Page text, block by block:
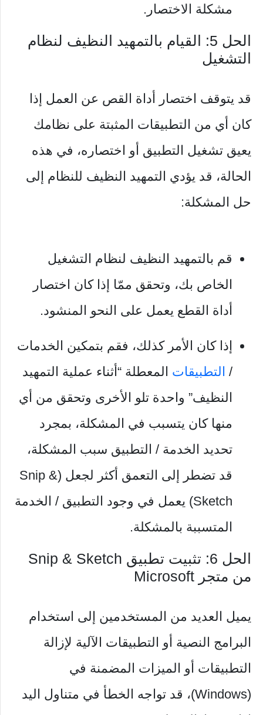
مشكلة الاختصار.
الحل 5: القيام بالتمهيد النظيف لنظام
التشغيل
قد يتوقف اختصار أداة القص عن العمل إذا
كان أي من التطبيقات المثبتة على نظامك
يعيق تشغيل التطبيق أو اختصاره، في هذه
الحالة، قد يؤدي التمهيد النظيف للنظام إلى
حل المشكلة:
قم بالتمهيد النظيف لنظام التشغيل
الخاص بك، وتحقق ممّا إذا كان اختصار
أداة القطع يعمل على النحو المنشود.
إذا كان الأمر كذلك، فقم بتمكين الخدمات
/ التطبيقات المعطلة “أثناء عملية التمهيد
النظيف” واحدة تلو الأخرى وتحقق من أي
منها كان يتسبب في المشكلة، بمجرد
تحديد الخدمة / التطبيق سبب المشكلة،
قد تضطر إلى التعمق أكثر لجعل (Snip &
Sketch) يعمل في وجود التطبيق / الخدمة
المتسببة بالمشكلة.
الحل 6: تثبيت تطبيق Snip & Sketch
من متجر Microsoft
يميل العديد من المستخدمين إلى استخدام
البرامج النصية أو التطبيقات الآلية لإزالة
التطبيقات أو الميزات المضمنة في
(Windows)، قد تواجه الخطأ في متناول اليد